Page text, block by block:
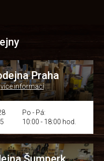
Praha
více informací
Po - Pá:
10:00 - 18:00 hod.